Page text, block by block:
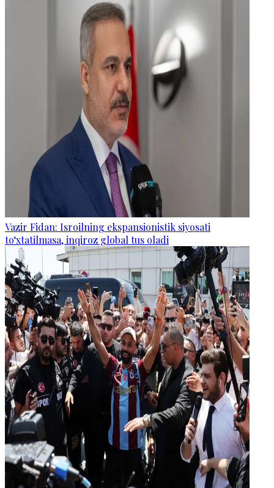
Vazir Fidan: Isroilning ekspansionistik siyosati
to‘xtatilmasa, inqiroz global tus oladi